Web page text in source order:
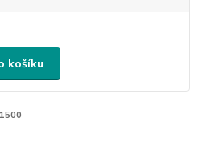
košíku